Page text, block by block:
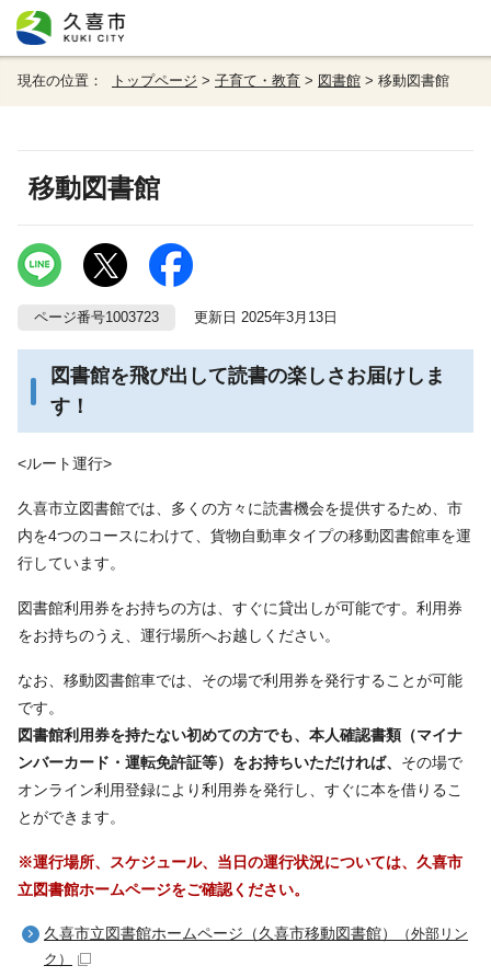
現在の位置： トップページ > 子育て・教育 > 図書館 > 移動図書館
移動図書館
ページ番号1003723 更新日 2025年3月13日
図書館を飛び出して読書の楽しさお届けしま
す！
<ルート運行>
久喜市立図書館では、多くの方々に読書機会を提供するため、市
内を4つのコースにわけて、貨物自動車タイプの移動図書館車を運
行しています。
図書館利用券をお持ちの方は、すぐに貸出しが可能です。利用券
をお持ちのうえ、運行場所へお越しください。
なお、移動図書館車では、その場で利用券を発行することが可能
です。
図書館利用券を持たない初めての方でも、本人確認書類（マイナ
ンバーカード・運転免許証等）をお持ちいただければ、 その場で
オンライン利用登録により利用券を発行し、すぐに本を借りるこ
とができます。
※運行場所、スケジュール、当日の運行状況については、久喜市
立図書館ホームページをご確認ください。
久喜市立図書館ホームページ（久喜市移動図書館）
（外部リン
ク）